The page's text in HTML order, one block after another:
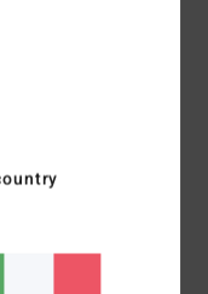
in 4 direzioni
realizzato con